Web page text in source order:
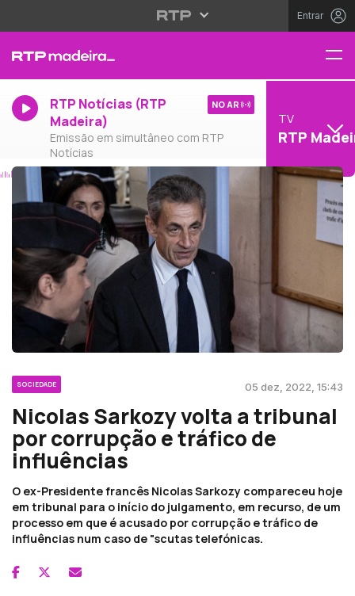
Entrar
RTP Notícias (RTP
Madeira)
Emissão em simultâneo com RTP
Notícias
NO AR
TV
RTP
SOCIEDADE 05 dez, 2022, 15:43
Nicolas Sarkozy volta a tribunal
por corrupção e tráfico de
influências
O ex-Presidente francês Nicolas Sarkozy compareceu hoje
em tribunal para o início do julgamento, em recurso, de um
processo em que é acusado por corrupção e tráfico de
influências num caso de "scutas telefónicas.